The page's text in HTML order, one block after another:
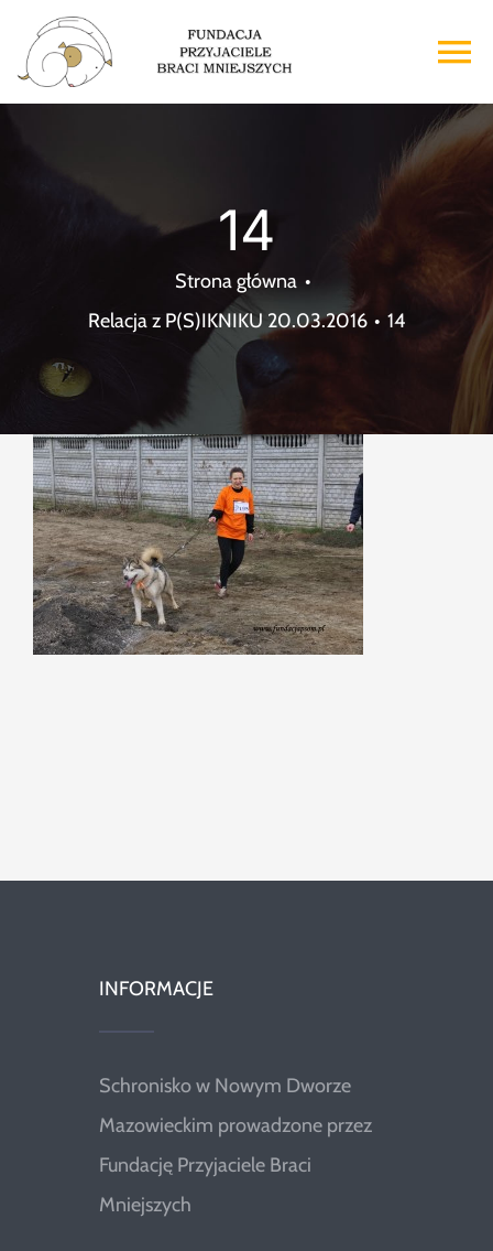
Przejdź
zawartości
Wsparcie
Kontakt
Szukaj
14
Strona główna
Relacja z P(S)IKNIKU 20.03.2016
14
INFORMACJE
Schronisko w Nowym Dworze
Mazowieckim prowadzone przez
Fundację Przyjaciele Braci
Mniejszych